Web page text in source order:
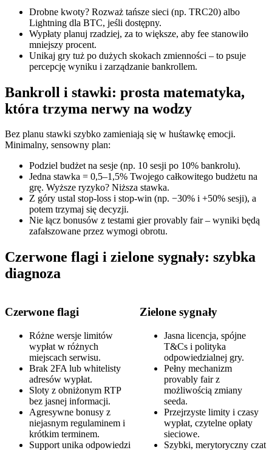
Drobne kwoty? Rozważ tańsze sieci (np. TRC20) albo
Lightning dla BTC, jeśli dostępny.
Wypłaty planuj rzadziej, za to większe, aby fee stanowiło
mniejszy procent.
Unikaj gry tuż po dużych skokach zmienności – to psuje
percepcję wyniku i zarządzanie bankrollem.
Bankroll i stawki: prosta matematyka,
która trzyma nerwy na wodzy
Bez planu stawki szybko zamieniają się w huśtawkę emocji.
Minimalny, sensowny plan:
Podziel budżet na sesje (np. 10 sesji po 10% bankrolu).
Jedna stawka = 0,5–1,5% Twojego całkowitego budżetu na
grę. Wyższe ryzyko? Niższa stawka.
Z góry ustal stop-loss i stop-win (np. −30% i +50% sesji), a
potem trzymaj się decyzji.
Nie łącz bonusów z testami gier provably fair – wyniki będą
zafałszowane przez wymogi obrotu.
Czerwone flagi i zielone sygnały: szybka
diagnoza
Czerwone flagi
Różne wersje limitów
wypłat w różnych
miejscach serwisu.
Brak 2FA lub whitelisty
adresów wypłat.
Sloty z obniżonym RTP
bez jasnej informacji.
Agresywne bonusy z
niejasnym regulaminem i
krótkim terminem.
Support unika odpowiedzi
Zielone sygnały
Jasna licencja, spójne
T&Cs i polityka
odpowiedzialnej gry.
Pełny mechanizm
provably fair z
możliwością zmiany
seeda.
Przejrzyste limity i czasy
wypłat, czytelne opłaty
sieciowe.
Szybki, merytoryczny czat